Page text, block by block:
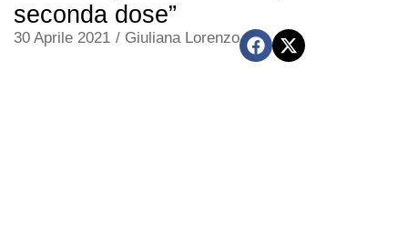
seconda dose”
30 Aprile 2021 / Giuliana Lorenzo